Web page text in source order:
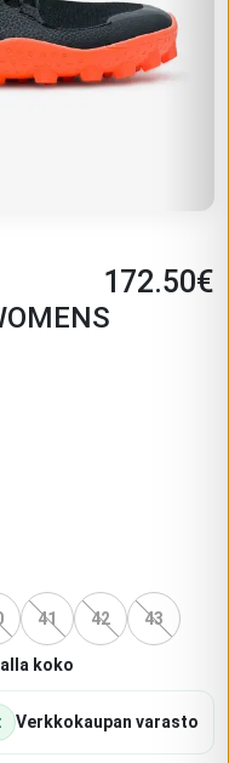
172.50€
41 42 43
koko
Verkkokaupan varasto